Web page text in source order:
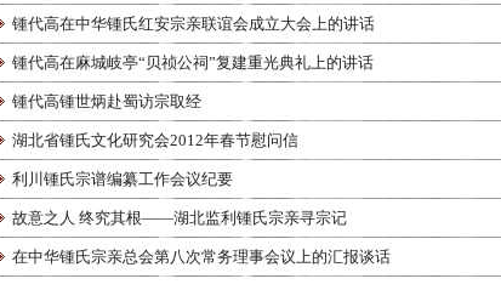
锺代高在中华锺氏红安宗亲联谊会成立大会上的讲话
锺代高在麻城岐亭“贝祯公祠”复建重光典礼上的讲话
锺代高锺世炳赴蜀访宗取经
湖北省锺氏文化研究会2012年春节慰问信
利川锺氏宗谱编纂工作会议纪要
故意之人 终究其根——湖北监利锺氏宗亲寻宗记
在中华锺氏宗亲总会第八次常务理事会议上的汇报谈话